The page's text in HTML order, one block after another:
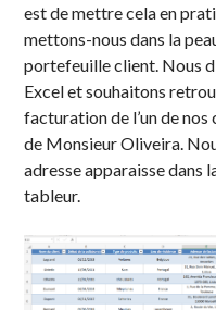
est de mettre cela en
mettons-nous dans la
portefeuille client. Nous
Excel et souhaitons
facturation de l’un de nos
de Monsieur Oliveira.
adresse apparaisse dans
tableur.